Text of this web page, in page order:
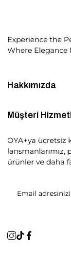
Experience the
Where Elegance
Hakkımızda
Müşteri
OYA+ya ücretsiz
lansmanlarımız,
ürünler ve daha